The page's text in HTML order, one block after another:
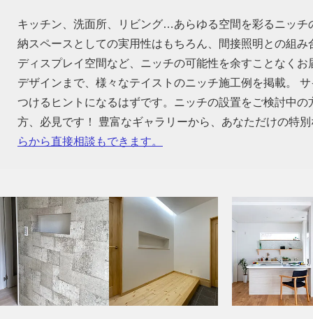
キッチン、洗面所、リビング…あらゆる空間を彩るニッ
納スペースとしての実用性はもちろん、間接照明との組
ディスプレイ空間など、ニッチの可能性を余すことなく
デザインまで、様々なテイストのニッチ施工例を掲載。
つけるヒントになるはずです。ニッチの設置をご検討中
方、必見です！ 豊富なギャラリーから、あなただけの特
らから直接相談もできます。